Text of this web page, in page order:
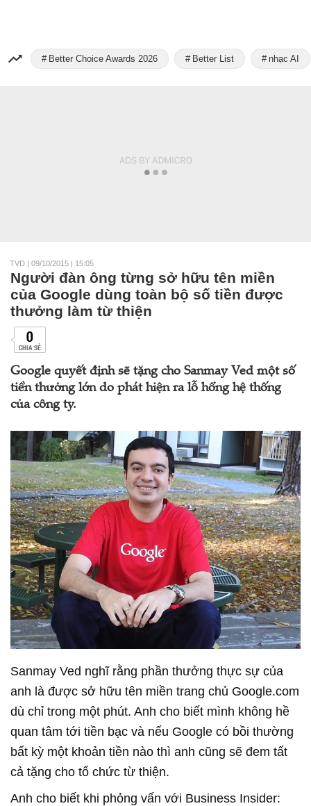
Better Choice Awards 2026 Better List nhạc AI
TVD | 09/10/2015 | 15:05
Người đàn ông từng sở hữu tên miền
của Google dùng toàn bộ số tiền được
thưởng làm từ thiện
0
CHIA SẺ
Google quyết định sẽ tặng cho Sanmay Ved một số
tiền thưởng lớn do phát hiện ra lỗ hổng hệ thống
của công ty.
Sanmay Ved nghĩ rằng phần thưởng thực sự của
anh là được sở hữu tên miền trang chủ Google.com
dù chỉ trong một phút. Anh cho biết mình không hề
quan tâm tới tiền bạc và nếu Google có bồi thường
bất kỳ một khoản tiền nào thì anh cũng sẽ đem tất
cả tặng cho tổ chức từ thiện.
Anh cho biết khi phỏng vấn với Business Insider: